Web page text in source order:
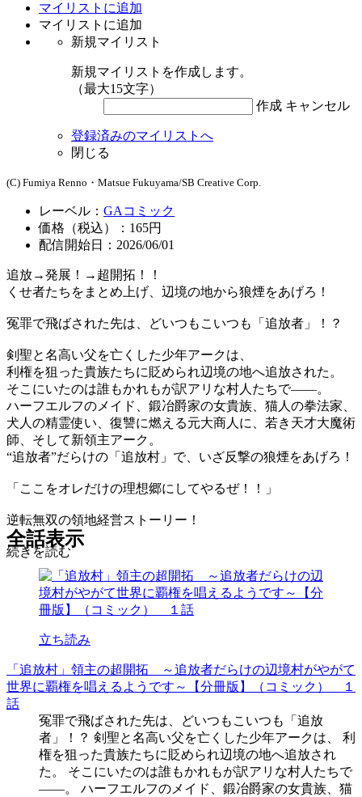
マイリストに追加
マイリストに追加
新規マイリスト
新規マイリストを作成します。
（最大15文字）
作成 キャンセル
登録済みのマイリストへ
閉じる
(C) Fumiya Renno・Matsue Fukuyama/SB Creative Corp.
レーベル： GAコミック
価格（税込）：165円
配信開始日：2026/06/01
追放→発展！→超開拓！！
くせ者たちをまとめ上げ、辺境の地から狼煙をあげろ！
冤罪で飛ばされた先は、どいつもこいつも「追放者」！？
剣聖と名高い父を亡くした少年アークは、
利権を狙った貴族たちに貶められ辺境の地へ追放された。
そこにいたのは誰もかれもが訳アリな村人たちで――。
ハーフエルフのメイド、鍛冶爵家の女貴族、猫人の拳法家、
犬人の精霊使い、復讐に燃える元大商人に、若き天才大魔術
師、そして新領主アーク。
“追放者”だらけの「追放村」で、いざ反撃の狼煙をあげろ！
「ここをオレだけの理想郷にしてやるぜ！！」
逆転無双の領地経営ストーリー！
続きを読む
全話表示
立ち読み
「追放村」領主の超開拓 ～追放者だらけの辺境村がやがて
世界に覇権を唱えるようです～【分冊版】（コミック） １
話
冤罪で飛ばされた先は、どいつもこいつも「追放
者」！？ 剣聖と名高い父を亡くした少年アークは、 利
権を狙った貴族たちに貶められ辺境の地へ追放され
た。 そこにいたのは誰もかれもが訳アリな村人たちで
――。 ハーフエルフのメイド、鍛冶爵家の女貴族、猫